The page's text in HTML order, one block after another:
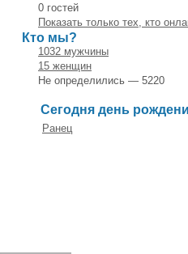
0 гостей
Показать только тех, кто
Кто мы?
1032 мужчины
15 женщин
Не определились — 5220
Сегодня день
Ранец